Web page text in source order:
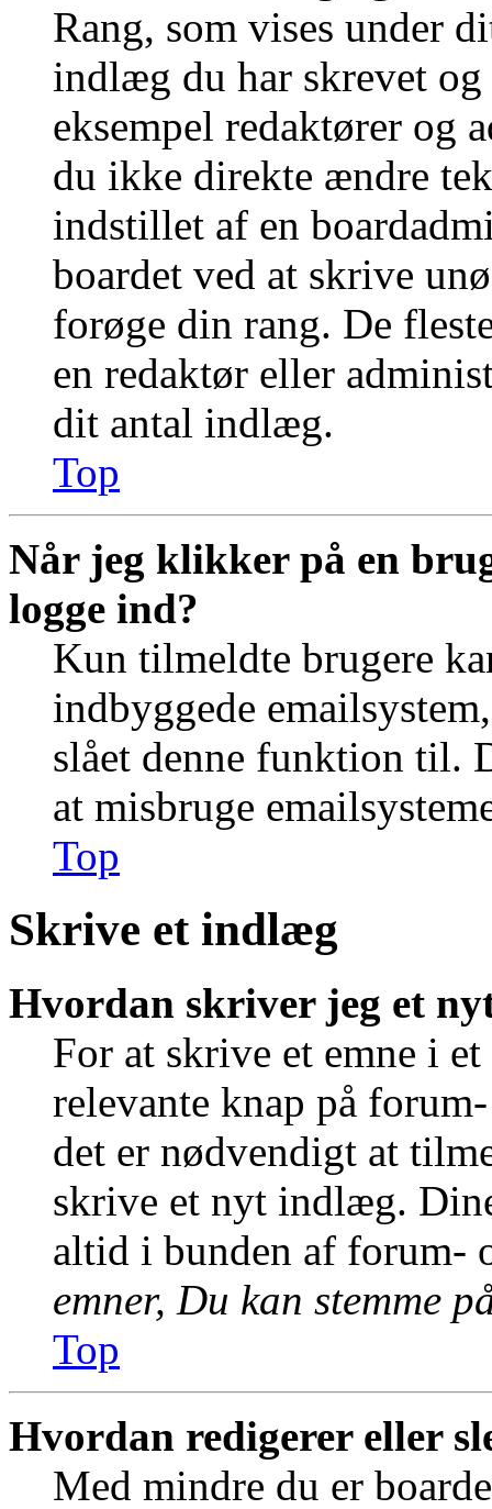
Rang, som vises under
indlæg du har skrevet
eksempel redaktører og
du ikke direkte ændre
indstillet af en
boardet ved at skrive
forøge din rang. De
en redaktør eller
dit antal indlæg.
Top
Når jeg klikker på en
logge ind?
Kun tilmeldte brugere
indbyggede
slået denne funktion til.
at misbruge
Top
Skrive et indlæg
Hvordan skriver jeg et
For at skrive et emne i
relevante knap på
det er nødvendigt at
skrive et nyt indlæg.
altid i bunden af forum-
emner, Du kan stemme
Top
Hvordan redigerer eller
Med mindre du er